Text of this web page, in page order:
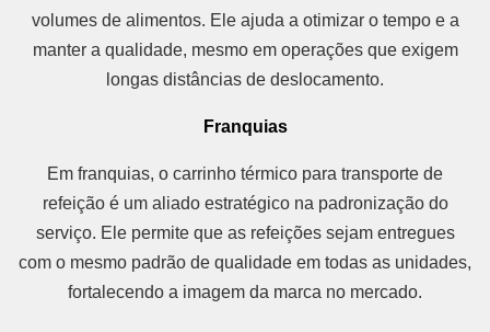
volumes de alimentos. Ele ajuda a otimizar o tempo e a
manter a qualidade, mesmo em operações que exigem
longas distâncias de deslocamento.
Franquias
Em franquias, o carrinho térmico para transporte de
refeição é um aliado estratégico na padronização do
serviço. Ele permite que as refeições sejam entregues
com o mesmo padrão de qualidade em todas as unidades,
fortalecendo a imagem da marca no mercado.